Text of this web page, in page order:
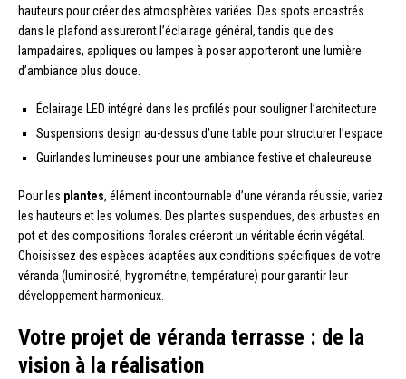
hauteurs pour créer des atmosphères variées. Des spots encastrés
dans le plafond assureront l’éclairage général, tandis que des
lampadaires, appliques ou lampes à poser apporteront une lumière
d’ambiance plus douce.
Éclairage LED intégré dans les profilés pour souligner l’architecture
Suspensions design au-dessus d’une table pour structurer l’espace
Guirlandes lumineuses pour une ambiance festive et chaleureuse
Pour les plantes, élément incontournable d’une véranda réussie, variez
les hauteurs et les volumes. Des plantes suspendues, des arbustes en
pot et des compositions florales créeront un véritable écrin végétal.
Choisissez des espèces adaptées aux conditions spécifiques de votre
véranda (luminosité, hygrométrie, température) pour garantir leur
développement harmonieux.
Votre projet de véranda terrasse : de la
vision à la réalisation